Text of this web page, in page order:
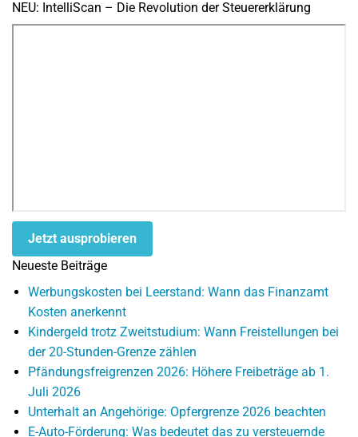
NEU: IntelliScan – Die Revolution der Steuererklärung
Jetzt ausprobieren
Neueste Beiträge
Werbungskosten bei Leerstand: Wann das Finanzamt
Kosten anerkennt
Kindergeld trotz Zweitstudium: Wann Freistellungen bei
der 20-Stunden-Grenze zählen
Pfändungsfreigrenzen 2026: Höhere Freibeträge ab 1.
Juli 2026
Unterhalt an Angehörige: Opfergrenze 2026 beachten
E-Auto-Förderung: Was bedeutet das zu versteuernde